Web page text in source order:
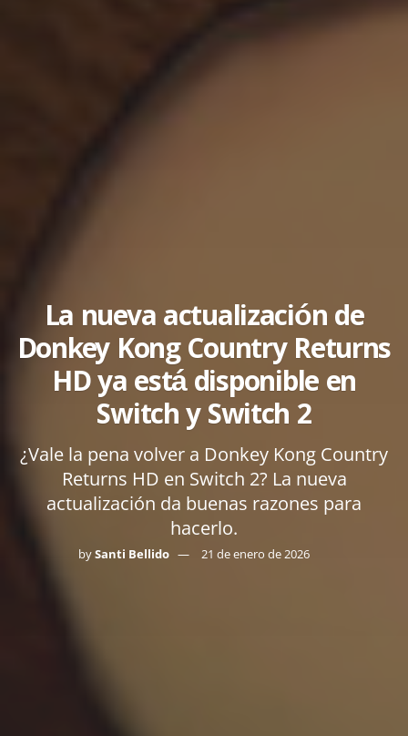
La nueva actualización de
Donkey Kong Country Returns
HD ya está disponible en
Switch y Switch 2
¿Vale la pena volver a Donkey Kong Country
Returns HD en Switch 2? La nueva
actualización da buenas razones para
hacerlo.
bySanti Bellido 21 de enero de 2026